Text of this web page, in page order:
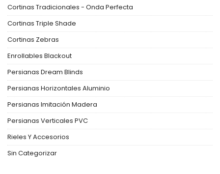
Cortinas Tradicionales - Onda Perfecta
Cortinas Triple Shade
Cortinas Zebras
Enrollables Blackout
Persianas Dream Blinds
Persianas Horizontales Aluminio
Persianas Imitación Madera
Persianas Verticales PVC
Rieles Y Accesorios
Sin Categorizar